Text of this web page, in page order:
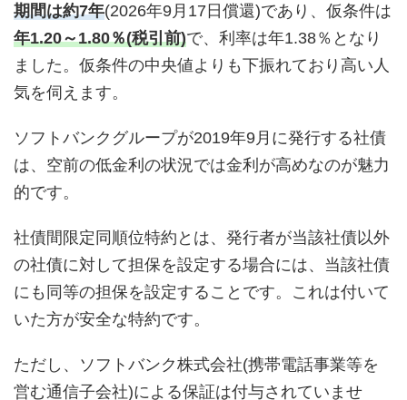
期間は約7年(2026年9月17日償還)であり、仮条件は
年1.20～1.80％(税引前)で、利率は年1.38％となり
ました。仮条件の中央値よりも下振れており高い人
気を伺えます。
ソフトバンクグループが2019年9月に発行する社債
は、空前の低金利の状況では金利が高めなのが魅力
的です。
社債間限定同順位特約とは、発行者が当該社債以外
の社債に対して担保を設定する場合には、当該社債
にも同等の担保を設定することです。これは付いて
いた方が安全な特約です。
ただし、ソフトバンク株式会社(携帯電話事業等を
営む通信子会社)による保証は付与されていませ